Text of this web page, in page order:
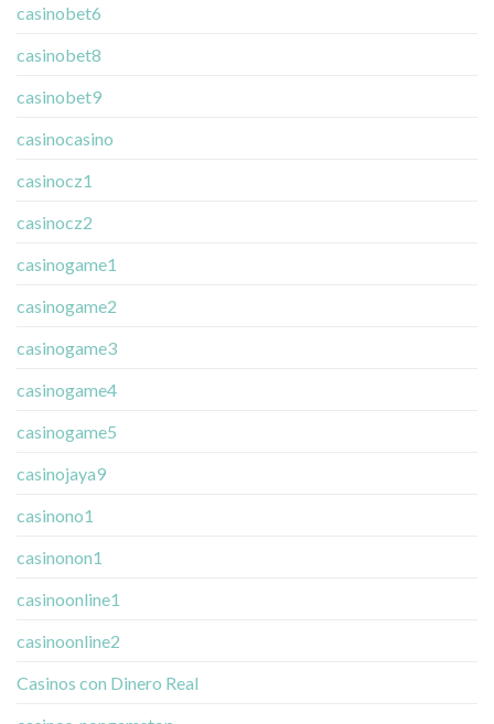
casinobet6
casinobet8
casinobet9
casinocasino
casinocz1
casinocz2
casinogame1
casinogame2
casinogame3
casinogame4
casinogame5
casinojaya9
casinono1
casinonon1
casinoonline1
casinoonline2
Casinos con Dinero Real